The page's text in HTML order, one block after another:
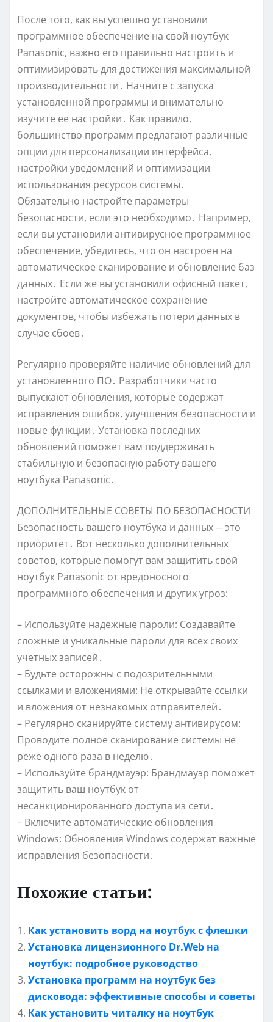
После того, как вы успешно установили
программное обеспечение на свой ноутбук
Panasonic, важно его правильно настроить и
оптимизировать для достижения максимальной
производительности․ Начните с запуска
установленной программы и внимательно
изучите ее настройки․ Как правило,
большинство программ предлагают различные
опции для персонализации интерфейса,
настройки уведомлений и оптимизации
использования ресурсов системы․
Обязательно настройте параметры
безопасности, если это необходимо․ Например,
если вы установили антивирусное программное
обеспечение, убедитесь, что он настроен на
автоматическое сканирование и обновление баз
данных․ Если же вы установили офисный пакет,
настройте автоматическое сохранение
документов, чтобы избежать потери данных в
случае сбоев․
Регулярно проверяйте наличие обновлений для
установленного ПО․ Разработчики часто
выпускают обновления, которые содержат
исправления ошибок, улучшения безопасности и
новые функции․ Установка последних
обновлений поможет вам поддерживать
стабильную и безопасную работу вашего
ноутбука Panasonic․
ДОПОЛНИТЕЛЬНЫЕ СОВЕТЫ ПО БЕЗОПАСНОСТИ
Безопасность вашего ноутбука и данных ─ это
приоритет․ Вот несколько дополнительных
советов, которые помогут вам защитить свой
ноутбук Panasonic от вредоносного
программного обеспечения и других угроз:
– Используйте надежные пароли: Создавайте
сложные и уникальные пароли для всех своих
учетных записей․
– Будьте осторожны с подозрительными
ссылками и вложениями: Не открывайте ссылки
и вложения от незнакомых отправителей․
– Регулярно сканируйте систему антивирусом:
Проводите полное сканирование системы не
реже одного раза в неделю․
– Используйте брандмауэр: Брандмауэр поможет
защитить ваш ноутбук от
несанкционированного доступа из сети․
– Включите автоматические обновления
Windows: Обновления Windows содержат важные
исправления безопасности․
Похожие статьи:
Как установить ворд на ноутбук с флешки
Установка лицензионного Dr.Web на
ноутбук: подробное руководство
Установка программ на ноутбук без
дисковода: эффективные способы и советы
Как установить читалку на ноутбук